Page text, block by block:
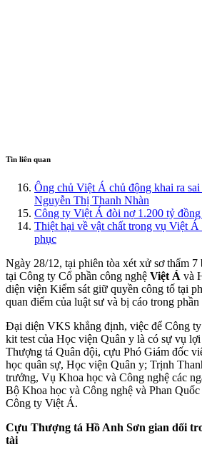
Tin liên quan
Ông chủ Việt Á chủ động khai ra sai
Nguyễn Thị Thanh Nhàn
Công ty Việt Á đòi nợ 1.200 tỷ đồng
Thiệt hại về vật chất trong vụ Việt Á
phục
Ngày 28/12, tại phiên tòa xét xử sơ thẩm 7
tại Công ty Cổ phần công nghệ Việt Á và
diện viện Kiểm sát giữ quyền công tố tại
quan điểm của luật sư và bị cáo trong
Đại diện VKS khẳng định, việc để Công
kit test của Học viện Quân y là có sự vụ lợi
Thượng tá Quân đội, cựu Phó Giám đốc
học quân sự, Học viện Quân y; Trịnh
trưởng, Vụ Khoa học và Công nghệ các
Bộ Khoa học và Công nghệ và Phan
Công ty Việt Á.
Cựu Thượng tá Hồ Anh Sơn gian dối
tài